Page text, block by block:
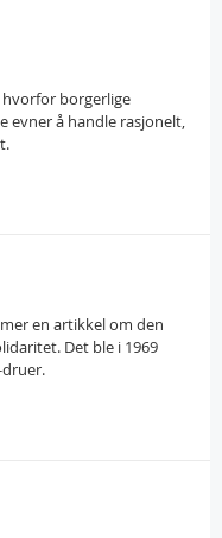
borgerlige
evner å handle rasjonelt,
en artikkel om den
Det ble i 1969
druer.